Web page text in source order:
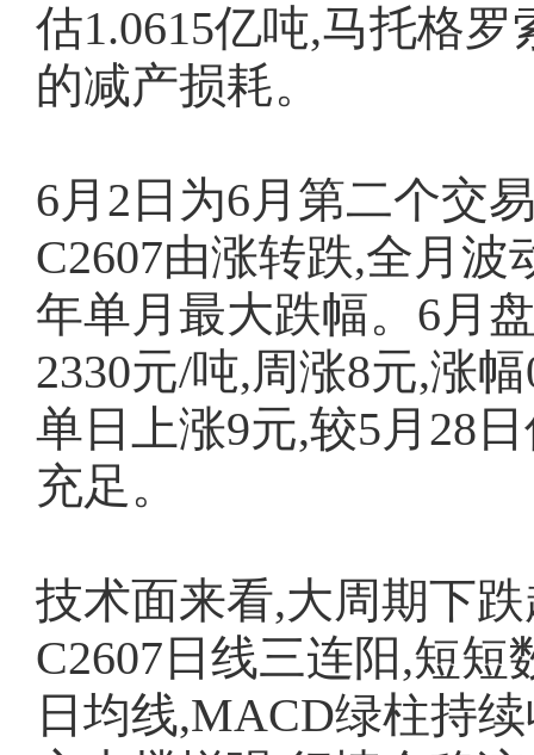
估1.0615亿吨,马托格
的减产损耗。
6月2日为6月第二个交
C2607由涨转跌,全月波
年单月最大跌幅。6月
2330元/吨,周涨8元,涨
单日上涨9元,较5月28
充足。
技术面来看,大周期下
C2607日线三连阳,短
日均线,MACD绿柱持